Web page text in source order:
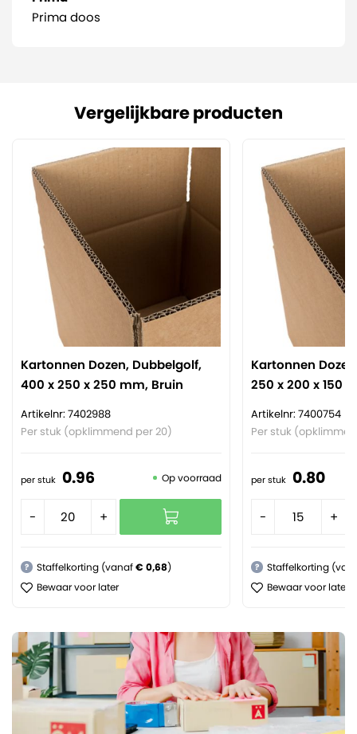
Prima doos
Vergelijkbare producten
Kartonnen Dozen, Dubbelgolf,
400 x 250 x 250 mm, Bruin
Artikelnr: 7402988
Per stuk (opklimmend per 20)
per stuk 0.96 Op voorraad
- +
? Staffelkorting (vanaf€ 0,68)
Bewaar voor later
Kartonnen
250 x 200 x 150
Artikelnr: 7400754
Per stuk
per stuk 0.80
- +
?
Staffelkorting
Bewaar voor later